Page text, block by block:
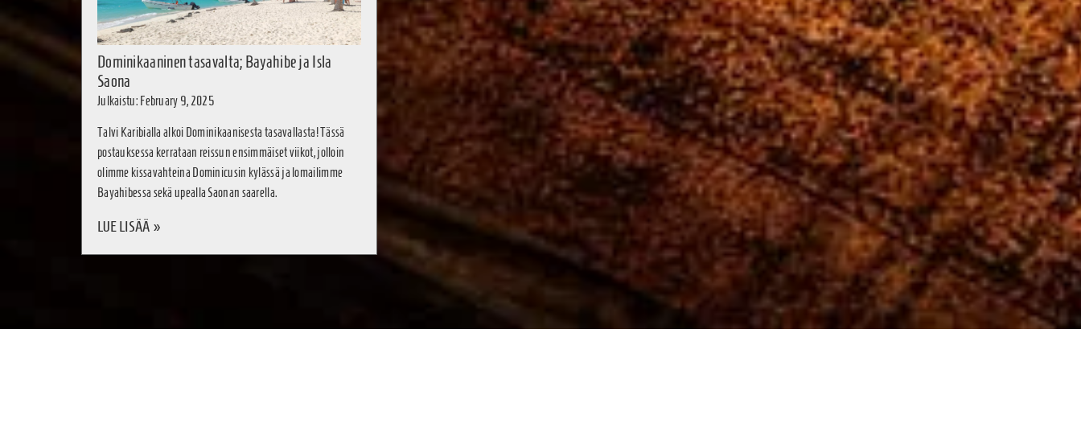
Dominikaaninen tasavalta; Bayahibe ja Isla
Saona
Julkaistu: February 9, 2025
Talvi Karibialla alkoi Dominikaanisesta tasavallasta! Tässä
postauksessa kerrataan reissun ensimmäiset viikot, jolloin
olimme kissavahteina Dominicusin kylässä ja lomailimme
Bayahibessa sekä upealla Saonan saarella.
LUE LISÄÄ »